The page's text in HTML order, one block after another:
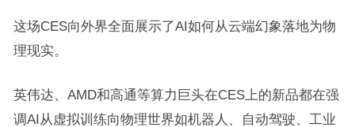
这场CES向外界全面展示了AI如何从云端幻象落地为物
理现实。
英伟达、AMD和高通等算力巨头在CES上的新品都在强
调AI从虚拟训练向物理世界如机器人、自动驾驶、工业